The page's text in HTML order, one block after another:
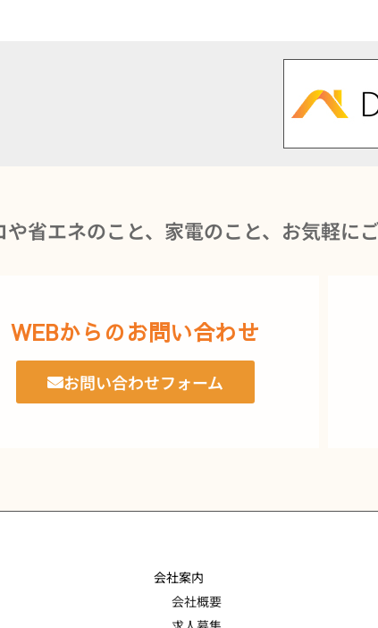
省エネのこと、家電のこと、お気軽に
WEBからのお問い合わせ
お問い合わせフォーム
会社案内
会社概要